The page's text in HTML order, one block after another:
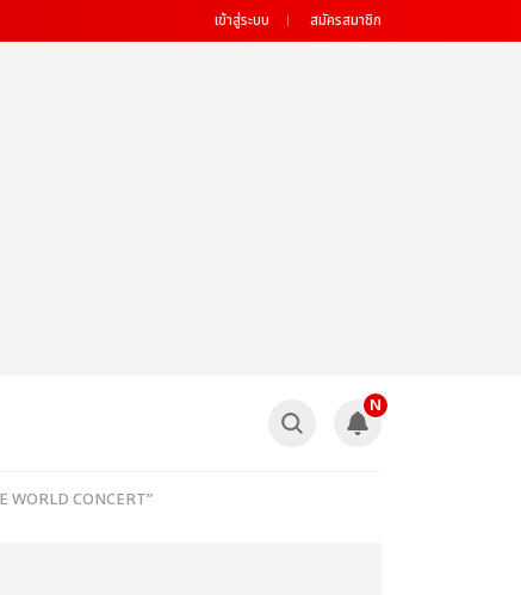
เข้าสู่ระบบ สมัครสมาชิก
N
WORLD CONCERT”